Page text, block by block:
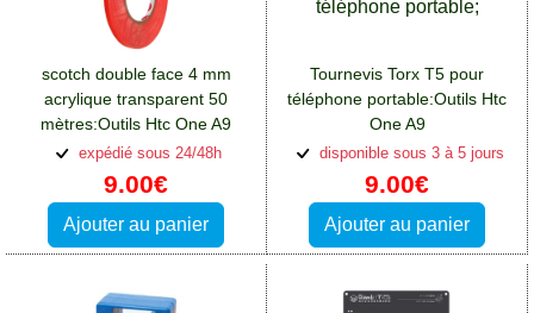
scotch double face 4 mm
acrylique transparent 50
mètres:Outils Htc One A9
expédié sous 24/48h
9.00€
Ajouter au panier
Tournevis Torx T5 pour
téléphone portable:Outils Htc
One A9
disponible sous 3 à 5 jours
9.00€
Ajouter au panier